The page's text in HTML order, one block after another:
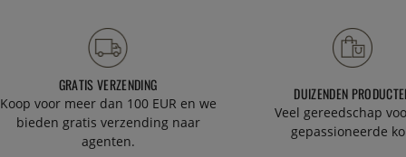
GRATIS VERZENDING
Koop voor meer dan 100 EUR en we
bieden gratis verzending naar
agenten.
DUIZENDEN
Veel gereedschap
gepassioneerde